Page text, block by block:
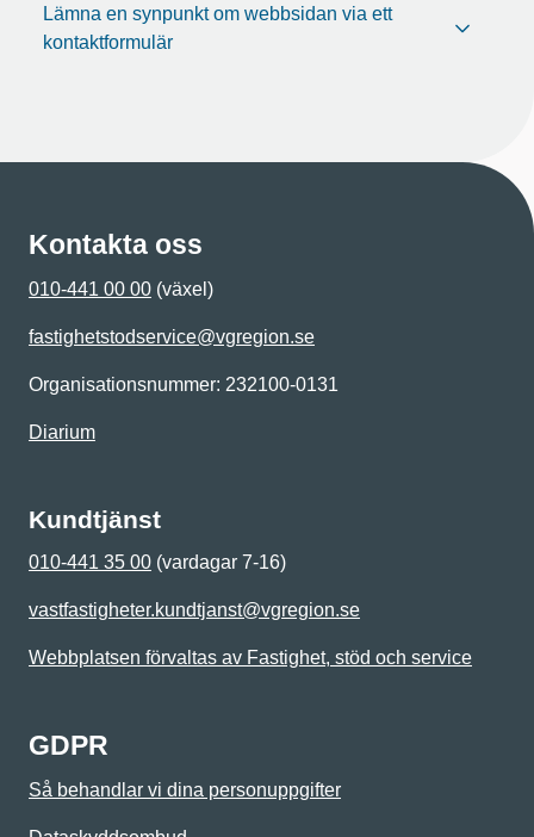
Lämna en synpunkt om webbsidan via ett
kontaktformulär
Kontakta oss
010-441 00 00 (växel)
fastighetstodservice@vgregion.se
Organisationsnummer: 232100-0131
Diarium
Kundtjänst
010-441 35 00 (vardagar 7-16)
vastfastigheter.kundtjanst@vgregion.se
Webbplatsen förvaltas av Fastighet, stöd och service
GDPR
Så behandlar vi dina personuppgifter